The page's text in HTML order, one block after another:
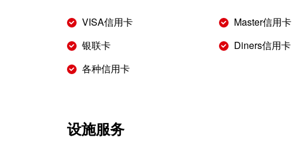
VISA信用卡 Master信用卡
银联卡
Diners信用卡
各种信用卡
设施服务